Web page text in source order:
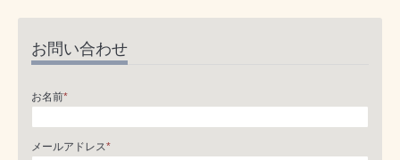
お問い合わせ
お名前*
メールアドレス*